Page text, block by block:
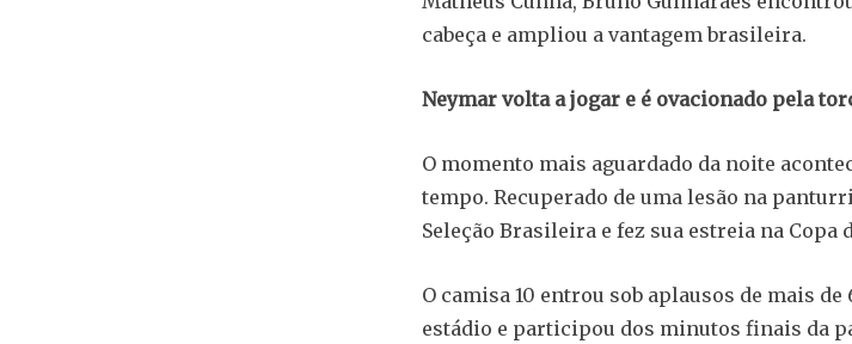
cabeça e ampliou a vantagem brasileira.
Neymar volta a jogar e é ovacionado pela
O momento mais aguardado da noite
tempo. Recuperado de uma lesão na
Seleção Brasileira e fez sua estreia na Copa
O camisa 10 entrou sob aplausos de mais
estádio e participou dos minutos finais da